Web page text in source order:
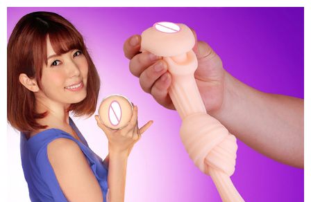
Cốc
Thủ
Dâm
Nữ
Rung
Tự
Động
Co
Bóp
Cực
Phê
AD33H